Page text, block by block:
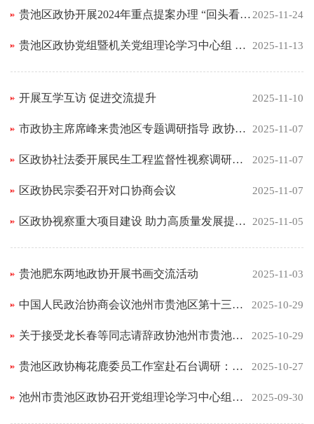
2025-11-24
贵池区政协开展2024年重点提案办理 “回头看” 精准发力促落实
2025-11-13
贵池区政协党组暨机关党组理论学习中心组 学习（扩大）会议召开
2025-11-10
开展互学互访 促进交流提升
2025-11-07
市政协主席席峰来贵池区专题调研指导 政协工作“两薄弱”问题
2025-11-07
区政协社法委开展民生工程监督性视察调研活动
2025-11-07
区政协民宗委召开对口协商会议
2025-11-05
区政协视察重大项目建设 助力高质量发展提质增效
2025-11-03
贵池肥东两地政协开展书画交流活动
2025-10-29
中国人民政治协商会议池州市贵池区第十三届委员会增补委员名 单
2025-10-29
关于接受龙长春等同志请辞政协池州市贵池区第十三届委员会委员的决定
2025-10-27
贵池区政协梅花鹿委员工作室赴石台调研：取全域旅游经 汲红色精神力
2025-09-30
池州市贵池区政协召开党组理论学习中心组学习会议暨十三届三十六次主席会议